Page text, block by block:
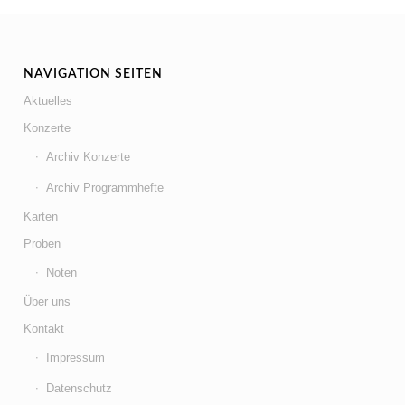
NAVIGATION SEITEN
Aktuelles
Konzerte
Archiv Konzerte
Archiv Programmhefte
Karten
Proben
Noten
Über uns
Kontakt
Impressum
Datenschutz